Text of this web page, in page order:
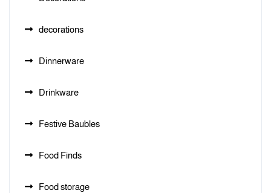
decorations
Dinnerware
Drinkware
Festive Baubles
Food Finds
Food storage